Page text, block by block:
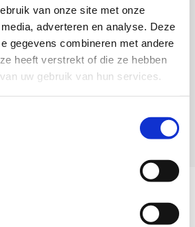
van onze site met onze
adverteren en analyse. Deze
gegevens combineren met andere
heeft verstrekt of die ze hebben
uw gebruik van hun services.
NL + buitenland”
naar vaste nummers
(waaronder Europa, VS,
Marokko en Turkije)